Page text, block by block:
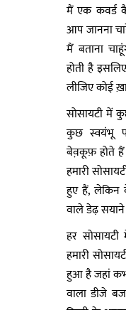
मैं एक कवर्ड
आप जानना
मैं बताना
होती है
लीजिए कोई
सोसायटी में
कुछ स्वयंभू
बेव़कूफ़ होते हैं
हमारी
हुए हैं, लेकिन
वाले डेढ़
हर
हमारी
हुआ है जहां
वाला डीजे